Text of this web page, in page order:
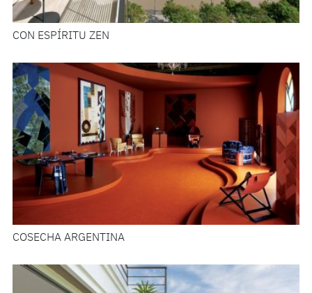
CON ESPÍRITU ZEN
COSECHA ARGENTINA